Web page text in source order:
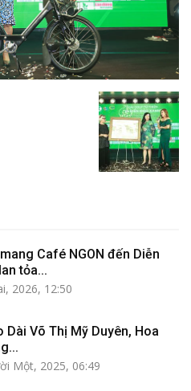
Café NGON đến Diễn
tỏa...
2026, 12:50
Dài Võ Thị Mỹ Duyên, Hoa
Một, 2025, 06:49